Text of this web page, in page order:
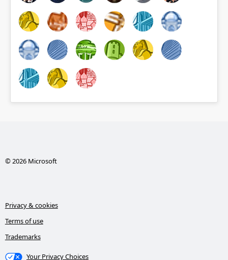
© 2026 Microsoft
Privacy & cookies
Terms of use
Trademarks
Your Privacy Choices